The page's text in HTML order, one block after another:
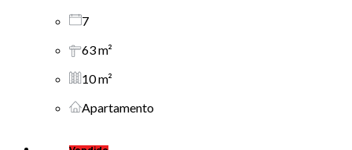
7
63 m²
10 m²
Apartamento